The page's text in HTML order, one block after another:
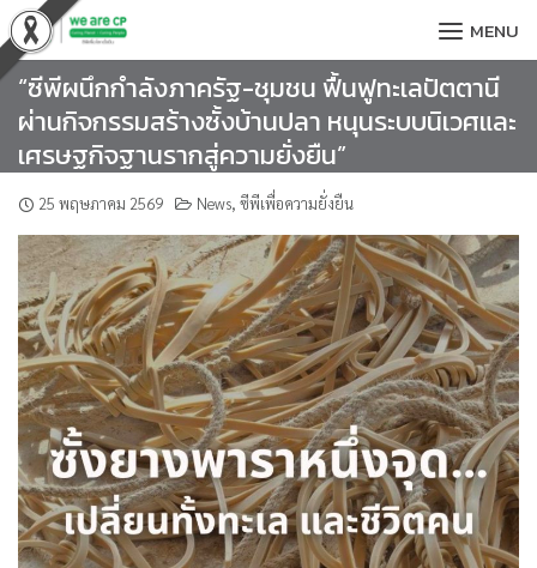
Skip
to
content
MENU
“ซีพีผนึกกำลังภาครัฐ-ชุมชน ฟื้นฟูทะเลปัตตานี
ผ่านกิจกรรมสร้างซั้งบ้านปลา หนุนระบบนิเวศและ
เศรษฐกิจฐานรากสู่ความยั่งยืน”
25 พฤษภาคม 2569 News, ซีพีเพื่อความยั่งยืน